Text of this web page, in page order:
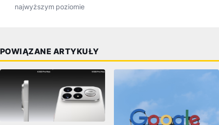
najwyższym poziomie
POWIĄZANE ARTYKUŁY